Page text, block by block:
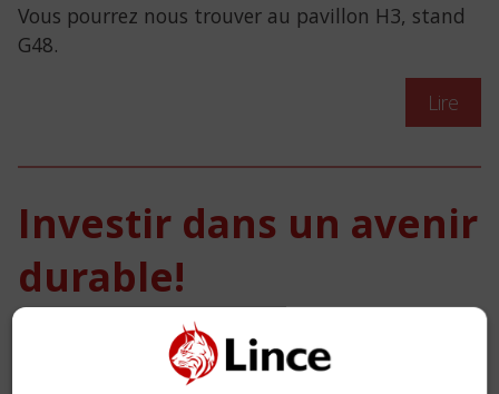
Vous pourrez nous trouver au pavillon H3, stand
G48.
Lire
Investir dans un avenir
durable!